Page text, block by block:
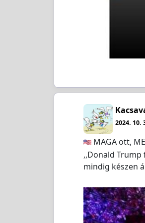
2024. 10.
MAGA ott,
,,Donald
mindig készen